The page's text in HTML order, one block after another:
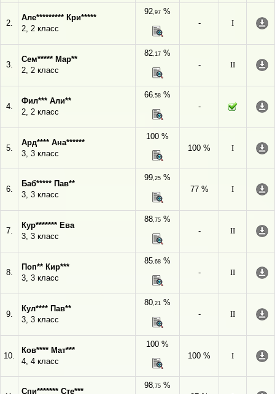
2.
Але********* Кри*****
2, 2 класс
92,97 %
-
I
3.
Сем***** Мар**
2, 2 класс
82,17 %
-
II
4.
Фил*** Али**
2, 2 класс
66,58 %
-
5.
Ард**** Ана******
3, 3 класс
100 %
100 %
I
6.
Баб***** Пав**
3, 3 класс
99,25 %
77 %
I
7.
Кур******* Ева
3, 3 класс
88,75 %
-
II
8.
Поп** Кир***
3, 3 класс
85,68 %
-
II
9.
Кул**** Пав**
3, 3 класс
80,21 %
-
II
10.
Ков**** Мат***
4, 4 класс
100 %
100 %
I
Спи******* Сте***
98,75 %